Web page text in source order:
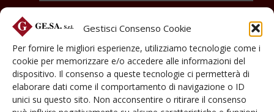
Gestisci Consenso Cookie
Per fornire le migliori esperienze, utilizziamo tecnologie come i
cookie per memorizzare e/o accedere alle informazioni del
dispositivo. Il consenso a queste tecnologie ci permetterà di
elaborare dati come il comportamento di navigazione o ID
unici su questo sito. Non acconsentire o ritirare il consenso
Acconsento al trattamento dei miei dati personali ai sensi
del regolamento (UE) n. 2016/679.*
(Privacy Policy)